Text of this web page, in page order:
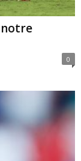
notre
0